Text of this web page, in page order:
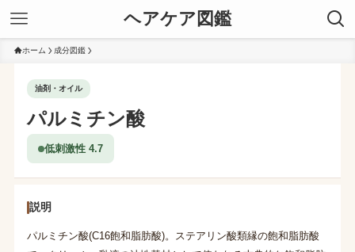
ヘアケア図鑑
ホーム 成分図鑑
油剤・オイル
パルミチン酸
低刺激性 4.7
説明
パルミチン酸(C16飽和脂肪酸)。ステアリン酸類縁の飽和脂肪酸